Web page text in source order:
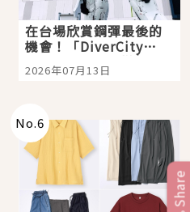
在台場欣賞鋼彈最後的
機會！「DiverCity
Tokyo Plaza」搭船、
購物、美食及夜景，一
2026年07月13日
No.6
Share